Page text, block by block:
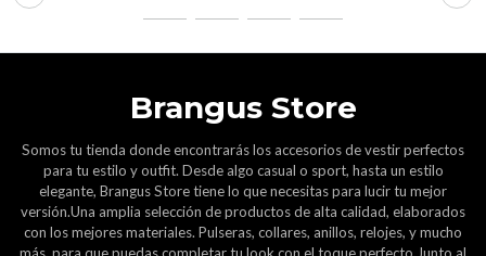
Brangus Store
Somos tu tienda donde encontrarás los accesorios de vestir perfectos
para tu estilo y outfit. Desde algo casual o sport, hasta un estilo
elegante, Brangus Store tiene lo que necesitas para lucir tu mejor
versión.Una amplia selección de productos de alta calidad, elaborados
con los mejores materiales. Pulseras, collares, anillos, relojes, y mucho